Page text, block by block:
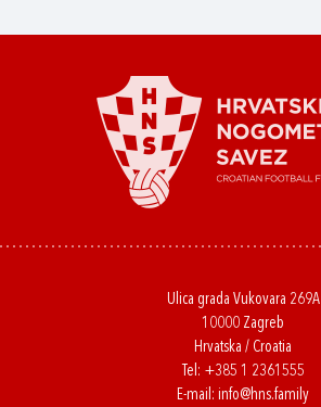
Ulica grada Vukovara 269A
10000 Zagreb
Hrvatska / Croatia
Tel: +385 1 2361555
E-mail: info@hns.family